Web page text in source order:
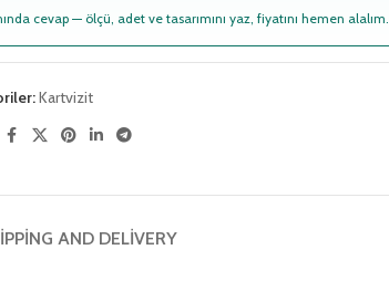
cevap — ölçü, adet ve tasarımını yaz, fiyatını hemen alalım.
Kartvizit
AND DELIVERY